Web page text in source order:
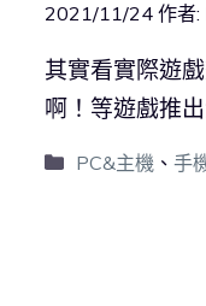
2021/11/24 作者:
其實看實際遊
啊！等遊戲推出
PC&主機 、 手